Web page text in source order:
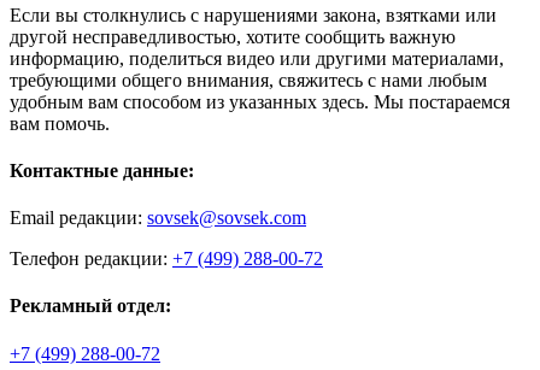
Если вы столкнулись с нарушениями закона, взятками или
другой несправедливостью, хотите сообщить важную
информацию, поделиться видео или другими материалами,
требующими общего внимания, свяжитесь с нами любым
удобным вам способом из указанных здесь. Мы постараемся
вам помочь.
Контактные данные:
Email редакции: sovsek@sovsek.com
Телефон редакции: +7 (499) 288-00-72
Рекламный отдел:
+7 (499) 288-00-72